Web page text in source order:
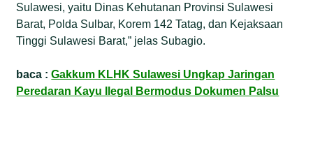
Sulawesi, yaitu Dinas Kehutanan Provinsi Sulawesi
Barat, Polda Sulbar, Korem 142 Tatag, dan Kejaksaan
Tinggi Sulawesi Barat,” jelas Subagio.
baca :Gakkum KLHK Sulawesi Ungkap Jaringan
Peredaran Kayu Ilegal Bermodus Dokumen Palsu